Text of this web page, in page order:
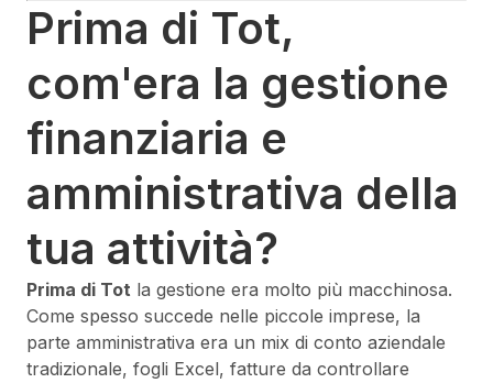
Prima di Tot,
com'era la gestione
finanziaria e
amministrativa della
tua attività?
Prima di Tot la gestione era molto più macchinosa.
Come spesso succede nelle piccole imprese, la
parte amministrativa era un mix di conto aziendale
tradizionale, fogli Excel, fatture da controllare